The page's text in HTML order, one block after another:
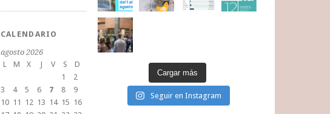
CALENDARIO
agosto 2026
L
M X J V S
D
1
2
3
4 5 6 7 8
9
10 11 12 13 14 15 16
Cargar más
Seguir en Instagram